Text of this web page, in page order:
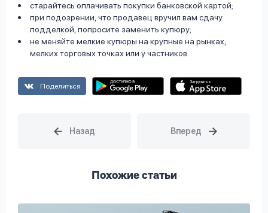
старайтесь оплачивать покупки банковской картой;
при подозрении, что продавец вручил вам сдачу
подделкой, попросите заменить купюру;
не меняйте мелкие купюры на крупные на рынках,
мелких торговых точках или у частников.
Поделиться
Похожие статьи